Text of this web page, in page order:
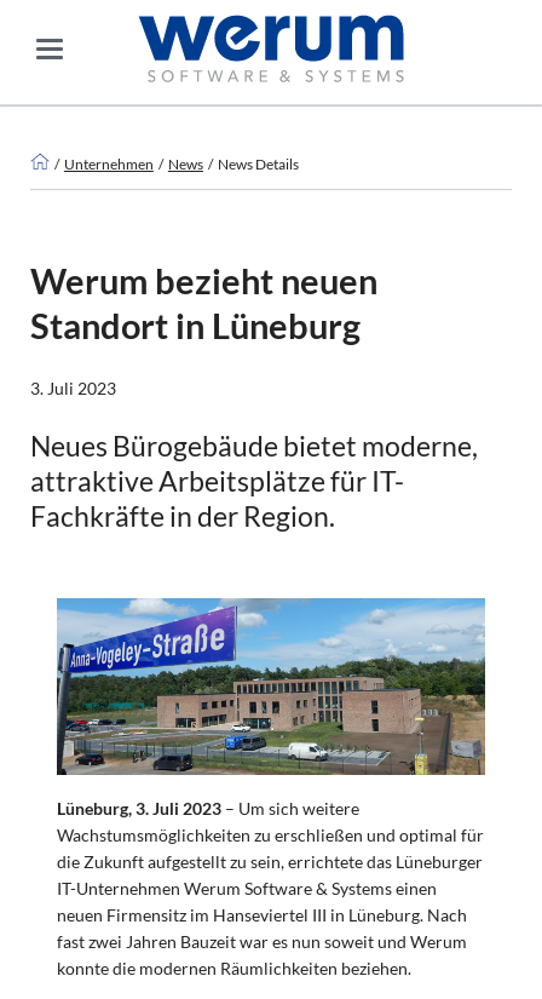
Unternehmen News News Details
Werum bezieht neuen
Standort in Lüneburg
3. Juli 2023
Neues Bürogebäude bietet moderne,
attraktive Arbeitsplätze für IT-
Fachkräfte in der Region.
Lüneburg, 3. Juli 2023 – Um sich weitere
Wachstumsmöglichkeiten zu erschließen und optimal für
die Zukunft aufgestellt zu sein, errichtete das Lüneburger
IT-Unternehmen Werum Software & Systems einen
neuen Firmensitz im Hanseviertel III in Lüneburg. Nach
fast zwei Jahren Bauzeit war es nun soweit und Werum
konnte die modernen Räumlichkeiten beziehen.